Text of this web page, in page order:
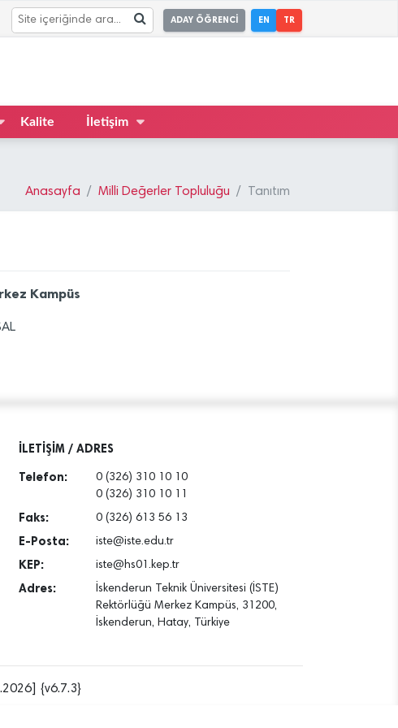
ADAY ÖĞRENCİ EN TR
Kalite İletişim
Anasayfa Milli Değerler Topluluğu Tanıtım
Kampüs
İLETİŞİM / ADRES
Telefon:
0 (326) 310 10 10
0 (326) 310 10 11
Faks: 0 (326) 613 56 13
E-Posta: iste@iste.edu.tr
KEP: iste@hs01.kep.tr
Adres:
İskenderun Teknik Üniversitesi (İSTE)
Rektörlüğü Merkez Kampüs, 31200,
İskenderun, Hatay, Türkiye
{v6.7.3}